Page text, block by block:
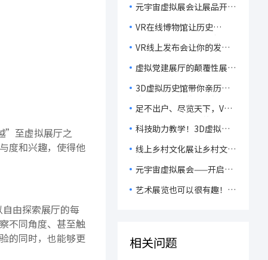
”至虚拟展厅之
度和兴趣，使得他
由探索展厅的每
不同角度、甚至触
的同时，也能够更
元宇宙虚拟展会让展品开口
受科技的魅力！
VR在线博物馆让历史
“活”起来，开启历史文物
的沉浸式体验！
VR线上发布会让你的发布
可思议！
虚拟党建展厅的颠覆性展
党的辉煌历程！
3D虚拟历史馆带你亲历历
史，感受文化的无穷魅力！
足不出户、尽览天下，VR
验轻松又有趣！
科技助力教学！3D虚拟课
乐场’？
线上乡村文化展让乡村文
兴‘燃’起来！
元宇宙虚拟展会——开启一
心、展商获客舒心的展会旅
艺术展览也可以很有趣！
相关问题